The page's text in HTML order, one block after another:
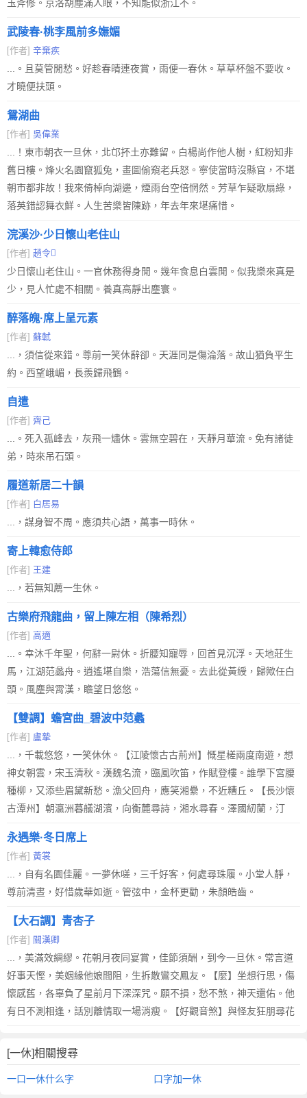
玉斧修。京洛胡塵滿人眼，不知能似浙江不。
武陵春·桃李風前多嫵媚
[作者] 辛棄疾
...。且莫管閒愁。好趁春晴連夜賞，雨便一春休。草草杯盤不要收。
才曉便扶頭。
鴛湖曲
[作者] 吳偉業
...！東市朝衣一旦休，北邙抔土亦難留。白楊尚作他人樹，紅粉知非
舊日樓。烽火名園竄狐兔，畫圖偷窺老兵怒。寧使當時沒縣官，不堪
朝市都非故！我來倚棹向湖邊，煙雨台空倍惘然。芳草乍疑歌扇綠，
落英錯認舞衣鮮。人生苦樂皆陳跡，年去年來堪痛惜。
浣溪沙·少日懷山老住山
[作者] 趙令
少日懷山老住山。一官休務得身閒。幾年食息白雲閒。似我樂來真是
少，見人忙處不相關。養真高靜出塵寰。
醉落魄·席上呈元素
[作者] 蘇軾
...，須信從來錯。尊前一笑休辭卻。天涯同是傷淪落。故山猶負平生
約。西望峨嵋，長羨歸飛鶴。
自遣
[作者] 齊己
...。死入孤峰去，灰飛一燼休。雲無空碧在，天靜月華流。免有諸徒
弟，時來吊石頭。
履道新居二十韻
[作者] 白居易
...，謀身智不周。應須共心語，萬事一時休。
寄上韓愈侍郎
[作者] 王建
...，若無知薦一生休。
古樂府飛龍曲，留上陳左相（陳希烈）
[作者] 高適
...。幸沐千年聖，何辭一尉休。折腰知寵辱，回首見沉浮。天地莊生
馬，江湖范蠡舟。逍遙堪自樂，浩蕩信無憂。去此從黃綬，歸歟任白
頭。風塵與霄漢，瞻望日悠悠。
【雙調】蟾宮曲_碧波中范蠡
[作者] 盧摯
...，千載悠悠，一笑休休。【江陵懷古古荊州】慨星槎兩度南遊，想
神女朝雲，宋玉清秋。漢魏名流，臨風吹笛，作賦登樓。誰學下宮腰
種柳，又添些眉黛新愁。漁父回舟，應笑湘纍，不近糟丘。【長沙懷
古潭州】朝瀛洲暮艤湖濱，向衡麓尋詩，湘水尋春。澤國紉蘭，汀
永遇樂·冬日席上
[作者] 黃裳
...，自有名園佳麗。一夢休嗟，三千好客，何處尋珠履。小堂人靜，
尊前清晝，好惜歲華如逝。管弦中，金杯更勸，朱顏皓齒。
【大石調】青杏子
[作者] 關漢卿
...，美滿效綢繆。花朝月夜同宴賞，佳節須酬，到今一旦休。常言道
好事天慳，美姻緣他娘間阻，生拆散鸞交鳳友。【麼】坐想行思，傷
懷感舊，各辜負了星前月下深深咒。願不損，愁不煞，神天還佑。他
有日不測相逢，話別離情取一場消瘦。【好觀音煞】與怪友狂朋尋花
[一休]相關搜尋
一口一休什么字 口字加一休